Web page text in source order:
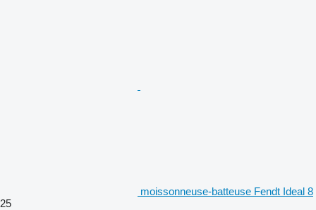
moissonneuse-batteuse Fendt Ideal 8
25